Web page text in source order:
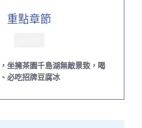
重點章節
坐擁茶園千島湖無敵景致，喝
必吃招牌豆腐冰